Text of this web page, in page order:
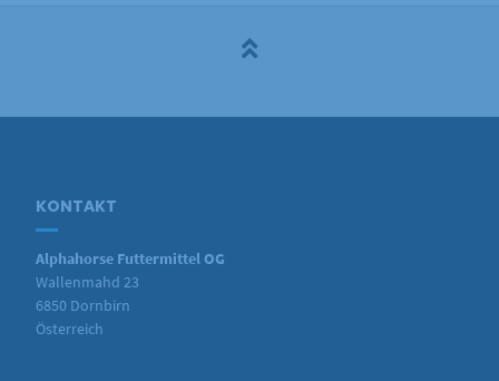
KONTAKT
Alphahorse Futtermittel OG
Wallenmahd 23
6850 Dornbirn
Österreich